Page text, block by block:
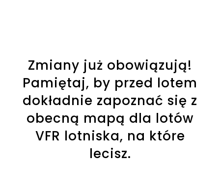
Zmiany już obowiązują!
Pamiętaj, by przed lotem
dokładnie zapoznać się z
obecną mapą dla lotów
VFR lotniska, na które
lecisz.